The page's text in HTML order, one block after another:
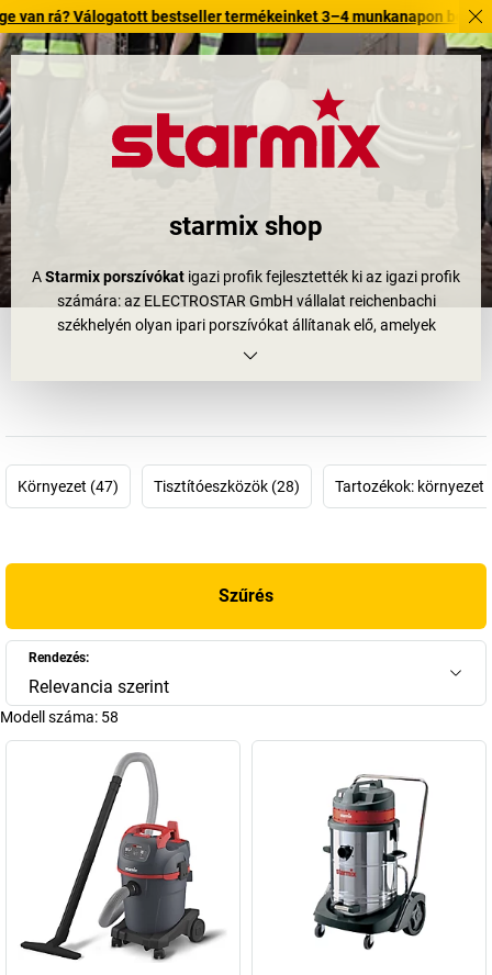
Válogatott bestseller termékeinket 3–4 munkanapon belül
starmix shop
AStarmix porszívókat igazi profik fejlesztették ki az igazi profik
számára: az ELECTROSTAR GmbH vállalat reichenbachi
székhelyén olyan ipari porszívókat állítanak elő, amelyek
üzemekben, építkezéseken, és
Starmix ipari porszívók
elsősorban abban különböznek a
hagyományos porszívóktól, hogy egyedülálló szűrésre képesek az
a biztonság oldalán állnak. A Starmix porszívók bármely
számára megfelelő ipari porszívót: bármely munkához, bármely
Környezet (47) Tisztítóeszközök (28) Tartozékok: környezet
Szűrés
Rendezés:
Relevancia szerint
Modell száma: 58